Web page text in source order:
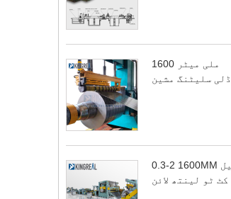
1600 ملی میٹر
سلیٹنگ مشین
0.3-2 1600MM سٹیل
کٹ ٹو لینتھ لائن